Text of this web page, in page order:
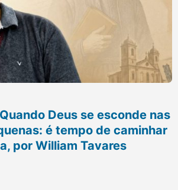
Deus se esconde nas
é tempo de caminhar
por William Tavares